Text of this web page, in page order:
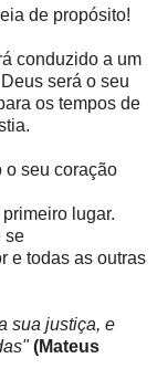
de propósito!
conduzido a um
será o seu
os tempos de
o seu coração
lugar.
se
e todas as outras
sua justiça, e
(Mateus